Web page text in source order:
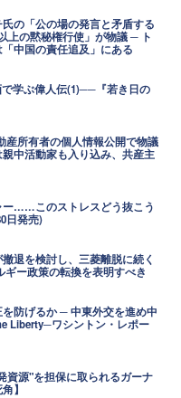
の「公の場の発言と矛盾する
上の黙秘権行使」が物議 ─ ト
中国の責任追及」にある
で学ぶ偉人伝(1)──『若き日の
産所有者の個人情報公開で物議
中活動家も入り込み、共産主
ー……このストレスどう抜こう
日発売)
退を検討し、三菱離脱に続く
ー政策の転換を表明すべき
防げるか ─ 中東外交を進め中
Liberty─ワシントン・レポー
資源"を担保に取られるガーナ
】